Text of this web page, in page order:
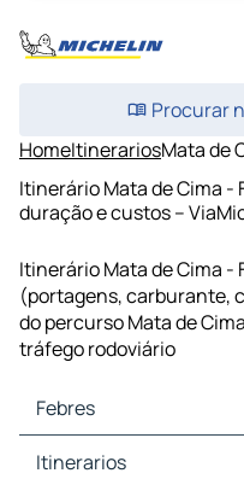
Procurar
HomeItinerariosMata de
Itinerário Mata de Cima -
duração e custos –
Itinerário Mata de Cima -
(portagens, carburante,
do percurso Mata de
tráfego rodoviário
Febres
Febres Mapas Plantas
Itinerarios